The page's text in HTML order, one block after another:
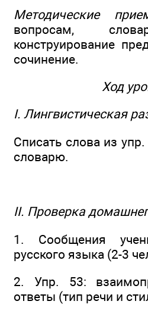
Методические
вопросам,
конструирование
сочинение.
Ход
I. Лингвистическая
Списать слова из
словарю.
II. Проверка
1. Сообщения
русского языка (2-3
2. Упр. 53:
ответы (тип речи и